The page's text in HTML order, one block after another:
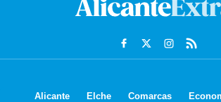
Alicante Elche Comarcas